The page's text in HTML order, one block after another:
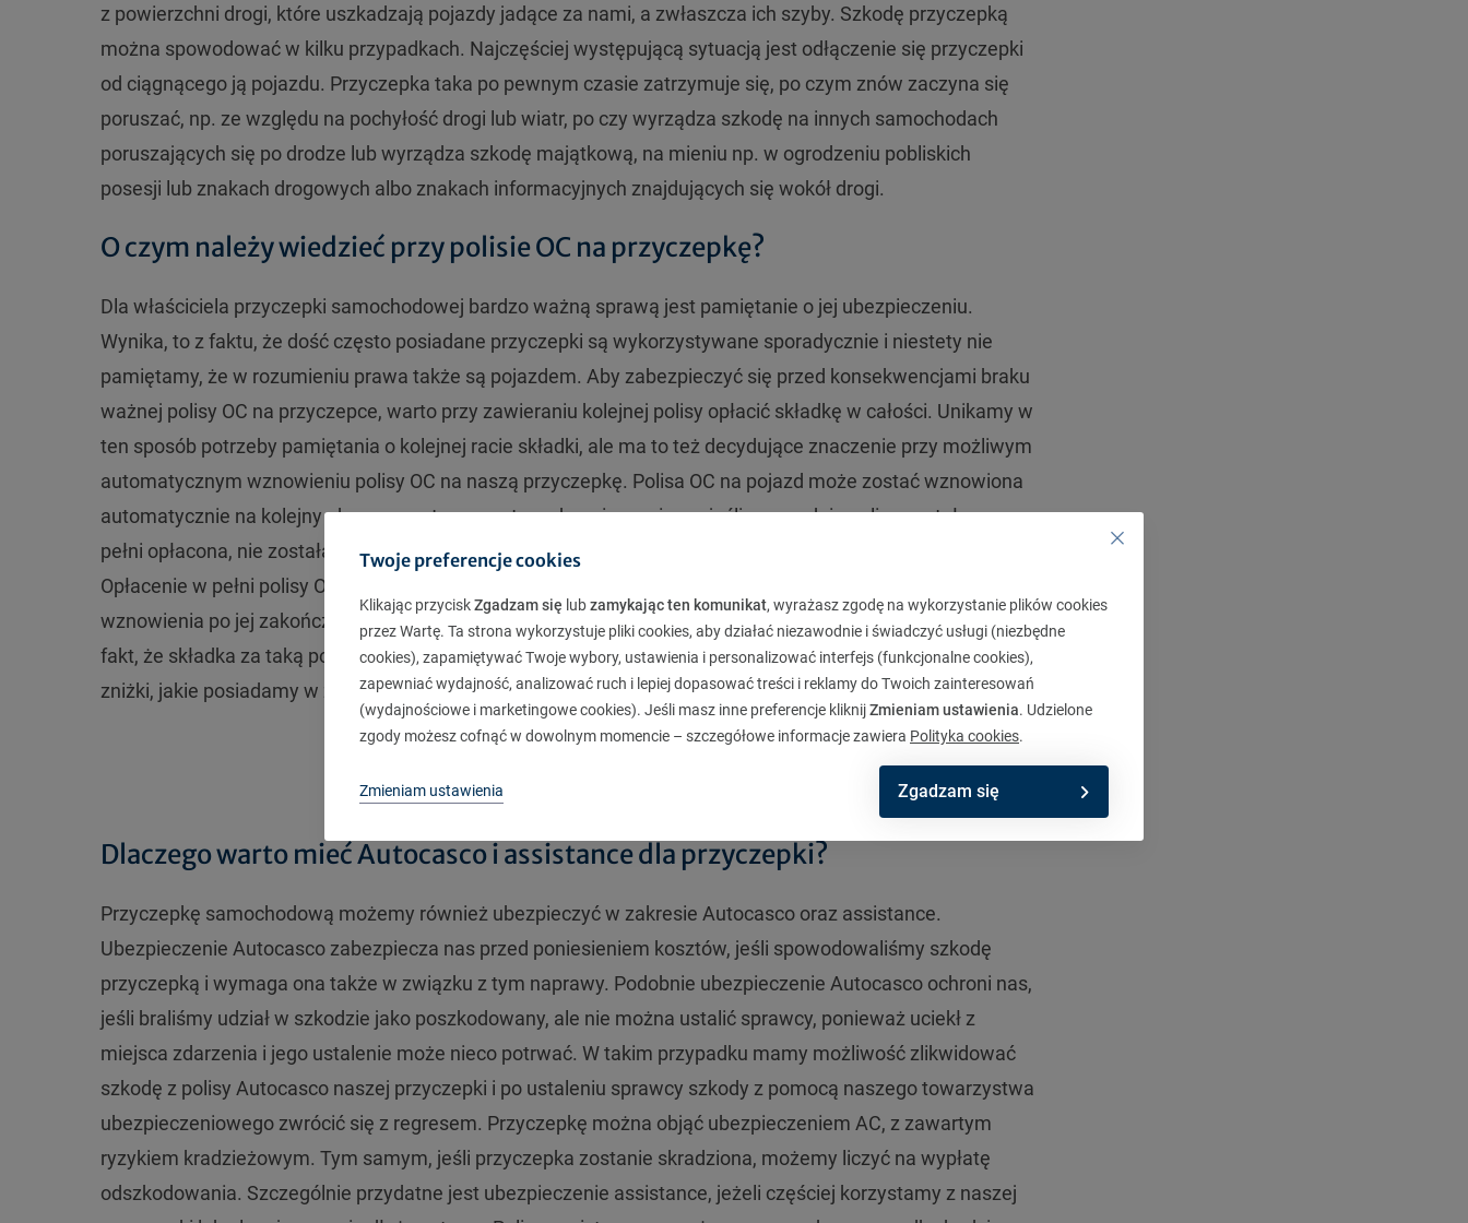
z powierzchni drogi, które uszkadzają pojazdy jadące za nami, a zwłaszcza ich szyby. Szkodę przyczepką
można spowodować w kilku przypadkach. Najczęściej występującą sytuacją jest odłączenie się przyczepki
od ciągnącego ją pojazdu. Przyczepka taka po pewnym czasie zatrzymuje się, po czym znów zaczyna się
poruszać, np. ze względu na pochyłość drogi lub wiatr, po czy wyrządza szkodę na innych samochodach
poruszających się po drodze lub wyrządza szkodę majątkową, na mieniu np. w ogrodzeniu pobliskich
posesji lub znakach drogowych albo znakach informacyjnych znajdujących się wokół drogi.
O czym należy wiedzieć przy polisie OC na przyczepkę?
Dla właściciela przyczepki samochodowej bardzo ważną sprawą jest pamiętanie o jej ubezpieczeniu.
Wynika, to z faktu, że dość często posiadane przyczepki są wykorzystywane sporadycznie i niestety nie
pamiętamy, że w rozumieniu prawa także są pojazdem. Aby zabezpieczyć się przed konsekwencjami braku
ważnej polisy OC na przyczepce, warto przy zawieraniu kolejnej polisy opłacić składkę w całości. Unikamy w
ten sposób potrzeby pamiętania o kolejnej racie składki, ale ma to też decydujące znaczenie przy możliwym
automatycznym wznowieniu polisy OC na naszą przyczepkę. Polisa OC na pojazd może zostać wznowiona
automatycznie na kolejny okres przez towarzystwo ubezpieczeniowe, jeśli poprzednia polisa została w
pełni opłacona, nie została odnotowana sprzedaż na pojeździe oraz nie wpłynęło wypowiedzenie polisy.
Opłacenie w pełni polisy OC na przyczepkę przy zawarciu, może spełnić przesłanki do automatycznego jej
wznowienia po jej zakończeniu. Za jednorazowym opłaceniem polisy OC na przyczepkę przemawia także
fakt, że składka za taką polisę roczną OC, z reguły nie przekracza 100 zł,przy czym duże znaczenie mają
zniżki, jakie posiadamy w związku z bezszkodową jazdą.
Dlaczego warto mieć Autocasco i assistance dla przyczepki?
Przyczepkę samochodową możemy również ubezpieczyć w zakresie Autocasco oraz assistance.
Ubezpieczenie Autocasco zabezpiecza nas przed poniesieniem kosztów, jeśli spowodowaliśmy szkodę
przyczepką i wymaga ona także w związku z tym naprawy. Podobnie ubezpieczenie Autocasco ochroni nas,
jeśli braliśmy udział w szkodzie jako poszkodowany, ale nie można ustalić sprawcy, ponieważ uciekł z
miejsca zdarzenia i jego ustalenie może nieco potrwać. W takim przypadku mamy możliwość zlikwidować
szkodę z polisy Autocasco naszej przyczepki i po ustaleniu sprawcy szkody z pomocą naszego towarzystwa
ubezpieczeniowego zwrócić się z regresem. Przyczepkę można objąć ubezpieczeniem AC, z zawartym
ryzykiem kradzieżowym. Tym samym, jeśli przyczepka zostanie skradziona, możemy liczyć na wypłatę
odszkodowania. Szczególnie przydatne jest ubezpieczenie assistance, jeżeli częściej korzystamy z naszej
Twoje preferencje cookies
Klikając przyciskZgadzam się lubzamykając ten komunikat, wyrażasz zgodę na wykorzystanie plików cookies
przez Wartę. Ta strona wykorzystuje pliki cookies, aby działać niezawodnie i świadczyć usługi (niezbędne
cookies), zapamiętywać Twoje wybory, ustawienia i personalizować interfejs (funkcjonalne cookies),
zapewniać wydajność, analizować ruch i lepiej dopasować treści i reklamy do Twoich zainteresowań
(wydajnościowe i marketingowe cookies). Jeśli masz inne preferencje kliknijZmieniam ustawienia. Udzielone
zgody możesz cofnąć w dowolnym momencie – szczegółowe informacje zawiera Polityka cookies.
Zmieniam ustawienia Zgadzam się